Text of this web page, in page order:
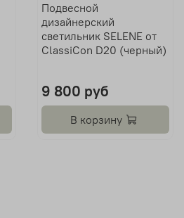
Подвесной
дизайнерский
светильник SELENE от
ClassiCon D20 (черный)
9 800 руб
В корзину